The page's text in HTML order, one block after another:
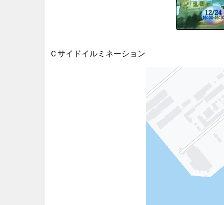
Ｃサイドイルミネーション